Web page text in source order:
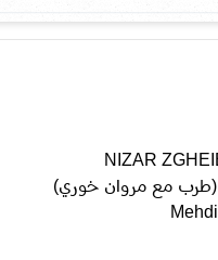
NIZAR
(طرب مع مروان خوري)